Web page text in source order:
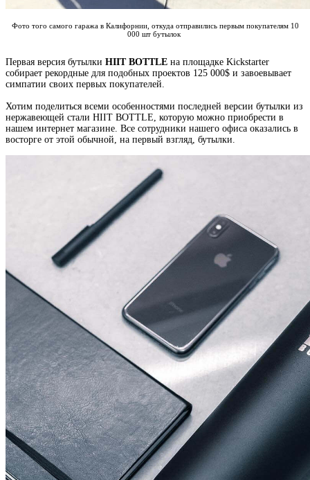
Фото того самого гаража в Калифорнии, откуда отправились первым покупателям 10
000 шт бутылок
Первая версия бутылки HIIT BOTTLE на площадке Kickstarter
собирает рекордные для подобных проектов 125 000$ и завоевывает
симпатии своих первых покупателей.
Хотим поделиться всеми особенностями последней версии бутылки из
нержавеющей стали HIIT BOTTLE, которую можно приобрести в
нашем интернет магазине. Все сотрудники нашего офиса оказались в
восторге от этой обычной, на первый взгляд, бутылки.